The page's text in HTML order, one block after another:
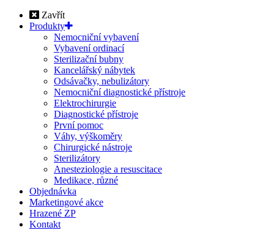
Zavřít
Produkty
Nemocniční vybavení
Vybavení ordinací
Sterilizační bubny
Kancelářský nábytek
Odsávačky, nebulizátory
Nemocniční diagnostické přístroje
Elektrochirurgie
Diagnostické přístroje
První pomoc
Váhy, výškoměry
Chirurgické nástroje
Sterilizátory
Anesteziologie a resuscitace
Medikace, různé
Objednávka
Marketingové akce
Hrazené ZP
Kontakt